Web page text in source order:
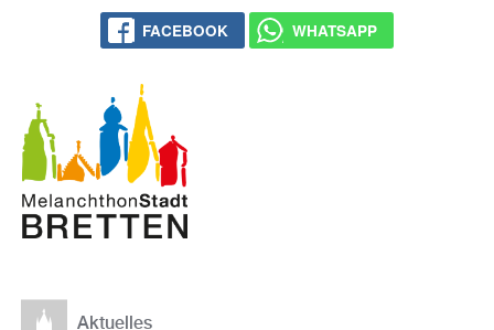
FACEBOOK WHATSAPP
Aktuelles